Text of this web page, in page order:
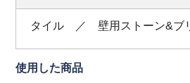
タイル ／ 壁用ストーン&ブ
使用した商品